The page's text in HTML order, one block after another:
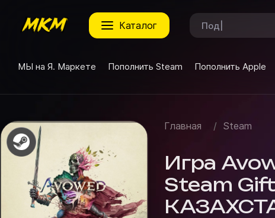
каталог
МЫ на Я. Маркете Пополнить Steam Пополнить Apple
Главная / Steam
Игра
Steam